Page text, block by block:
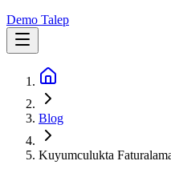
Demo Talep
Blog
Kuyumculukta